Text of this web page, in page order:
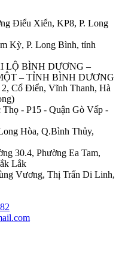
Điểu Xiển, KP8, P. Long
Kỳ, P. Long Bình, tỉnh
LỘ BÌNH DƯƠNG –
– TỈNH BÌNH DƯƠNG
Cổ Điển, Vĩnh Thanh, Hà
- P15 - Quận Gò Vấp -
Hòa, Q.Bình Thủy,
30.4, Phường Ea Tam,
Lắk
Vương, Thị Trấn Di Linh,